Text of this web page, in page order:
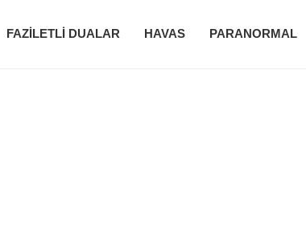
FAZILETLI DUALAR HAVAS PARANORMAL